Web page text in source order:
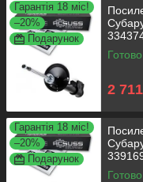
Гарантія 18 міс!
–20%
Подарунок
2 711
Гарантія 18 міс!
–20%
Подарунок